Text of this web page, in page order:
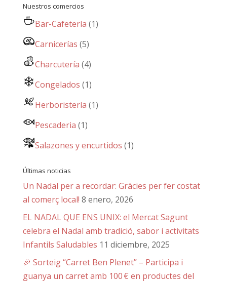
Nuestros comercios
Bar-Cafetería (1)
Carnicerías (5)
Charcutería (4)
Congelados (1)
Herboristería (1)
Pescaderia (1)
Salazones y encurtidos (1)
Últimas noticias
Un Nadal per a recordar: Gràcies per fer costat
al comerç local! 8 enero, 2026
EL NADAL QUE ENS UNIX: el Mercat Sagunt
celebra el Nadal amb tradició, sabor i activitats
Infantils Saludables 11 diciembre, 2025
🎉 Sorteig “Carret Ben Plenet” – Participa i
guanya un carret amb 100 € en productes del